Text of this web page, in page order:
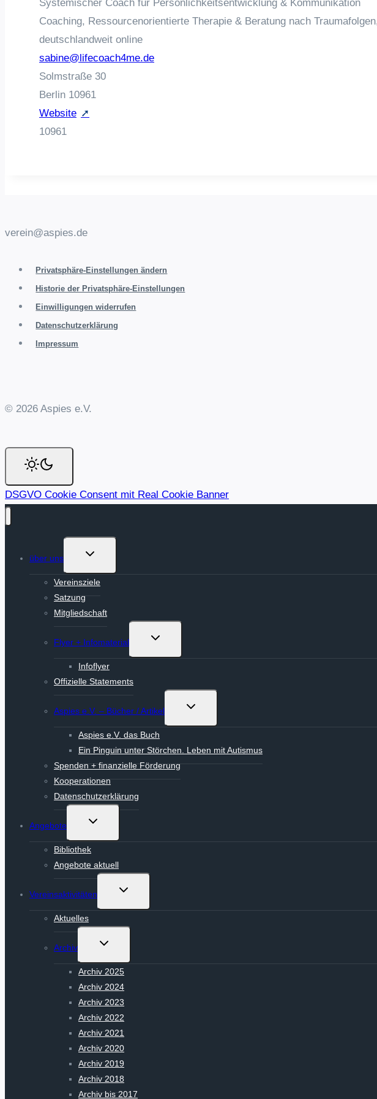
Systemischer Coach für Persönlichkeitsentwicklung & Kommunikation
Coaching, Ressourcenorientierte Therapie & Beratung nach
deutschlandweit online
sabine@lifecoach4me.de
Solmstraße 30
Berlin 10961
Website
10961
verein@aspies.de
Privatsphäre-Einstellungen ändern
Historie der Privatsphäre-Einstellungen
Einwilligungen widerrufen
Datenschutzerklärung
Impressum
© 2026 Aspies e.V.
DSGVO Cookie Consent mit Real Cookie Banner
über uns
Untermenü
Vereinsziele
Satzung
Mitgliedschaft
Flyer + Infomaterial
Untermenü
Infoflyer
Offizielle Statements
Aspies e.V. – Bücher / Artikel
Untermenü
Aspies e.V. das Buch
Ein Pinguin unter Störchen. Leben mit Autismus
Spenden + finanzielle Förderung
Kooperationen
Datenschutzerklärung
Angebote
Untermenü
Bibliothek
Angebote aktuell
Vereinsaktivitäten
Untermenü
Aktuelles
Archiv
Untermenü
Archiv 2025
Archiv 2024
Archiv 2023
Archiv 2022
Archiv 2021
Archiv 2020
Archiv 2019
Archiv 2018
Archiv bis 2017